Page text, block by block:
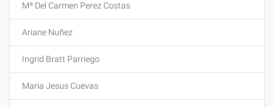
Mª Del Carmen Perez Costas
Ariane Nuñez
Ingrid Bratt Parriego
Maria Jesus Cuevas